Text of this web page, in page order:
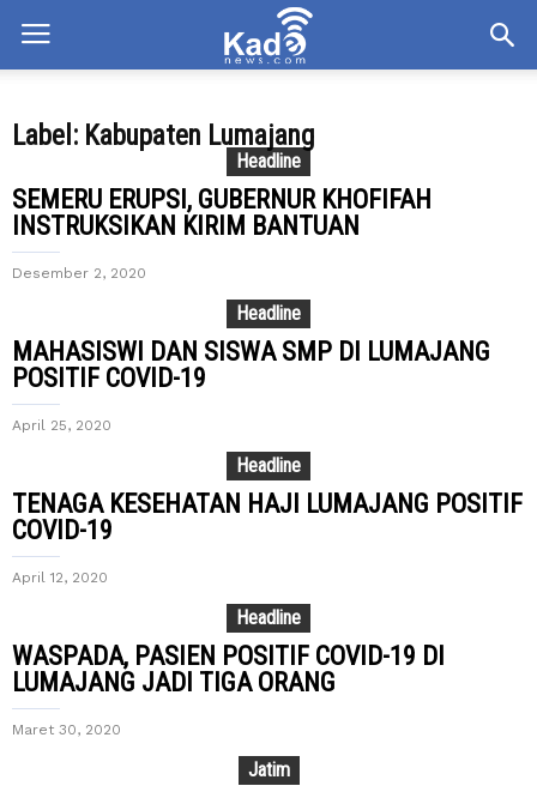
Label: Kabupaten Lumajang
Headline
SEMERU ERUPSI, GUBERNUR KHOFIFAH
INSTRUKSIKAN KIRIM BANTUAN
Desember 2, 2020
Headline
MAHASISWI DAN SISWA SMP DI LUMAJANG
POSITIF COVID-19
April 25, 2020
Headline
TENAGA KESEHATAN HAJI LUMAJANG POSITIF
COVID-19
April 12, 2020
Headline
WASPADA, PASIEN POSITIF COVID-19 DI
LUMAJANG JADI TIGA ORANG
Maret 30, 2020
Jatim